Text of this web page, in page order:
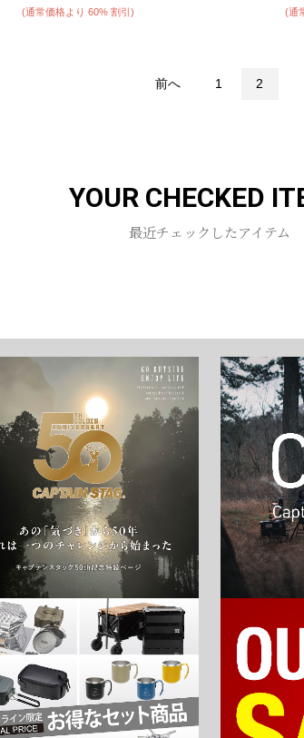
(通常価格より 60% 割引) (通
前へ 1 2
YOUR CHECKED
最近チェックしたアイテム